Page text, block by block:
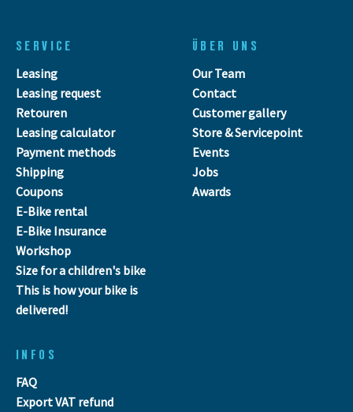
SERVICE
Leasing
Leasing request
Retouren
Leasing calculator
Payment methods
Shipping
Coupons
E-Bike rental
E-Bike Insurance
Workshop
Size for a children's bike
This is how your bike is
delivered!
ÜBER UNS
Our Team
Contact
Customer gallery
Store & Servicepoint
Events
Jobs
Awards
INFOS
FAQ
Export VAT refund